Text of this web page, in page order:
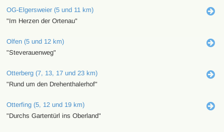
OG-Elgersweier (5 und 11 km)
"Im Herzen der Ortenau"
Olfen (5 und 12 km)
"Steverauenweg"
Otterberg (7, 13, 17 und 23 km)
"Rund um den Drehenthalerhof"
Otterfing (5, 12 und 19 km)
"Durchs Gartentürl ins Oberland"